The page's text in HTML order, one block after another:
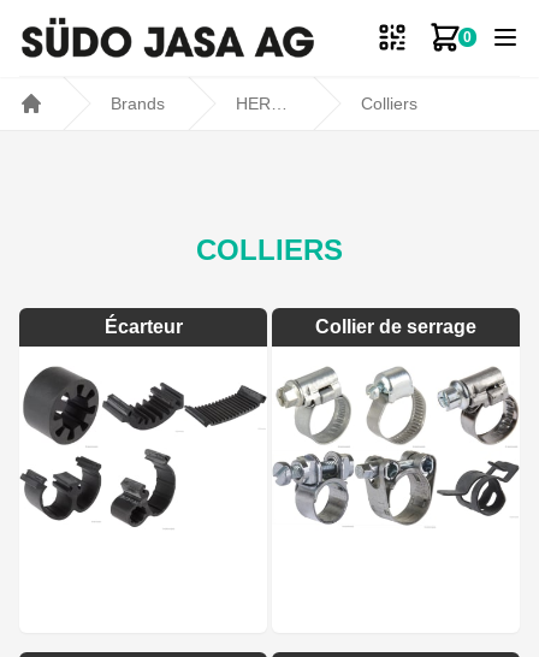
0
Mon
Brands Colliers
COLLIERS
Écarteur Collier de serrage